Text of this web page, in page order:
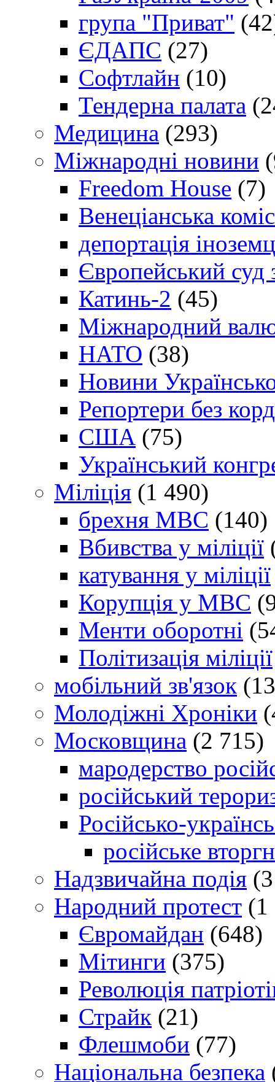
група "Приват"
ЄДАПС (27)
Софтлайн (10)
Тендерна палата
Медицина (293)
Міжнародні новини
Freedom House (7)
Венеціанська
депортація
Європейський
Катинь-2 (45)
Міжнародний
НАТО (38)
Новини
Репортери без
США (75)
Український
Міліція (1 490)
брехня МВС (140)
Вбивства у міліції
катування у міліції
Корупція у МВС
Менти оборотні
Політизація міліції
мобільний зв'язок
Молодіжні Хроніки
Московщина (2 715)
мародерство
російський
Російсько-
російське
Надзвичайна подія
Народний протест (1
Євромайдан (648)
Мітинги (375)
Революція
Страйк (21)
Флешмоби (77)
Національна безпека